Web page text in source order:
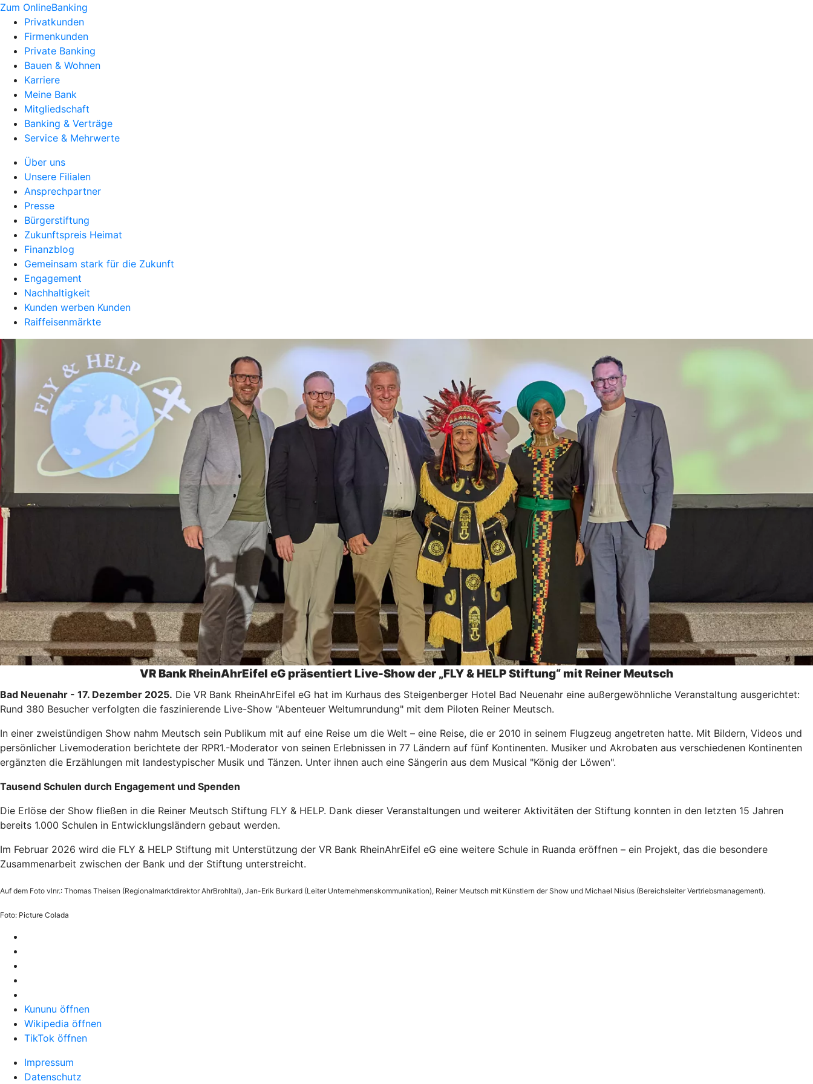
Zum OnlineBanking
Privatkunden
Firmenkunden
Private Banking
Bauen & Wohnen
Karriere
Meine Bank
Mitgliedschaft
Banking & Verträge
Service & Mehrwerte
Über uns
Unsere Filialen
Ansprechpartner
Presse
Bürgerstiftung
Zukunftspreis Heimat
Finanzblog
Gemeinsam stark für die Zukunft
Engagement
Nachhaltigkeit
Kunden werben Kunden
Raiffeisenmärkte
VR Bank RheinAhrEifel eG präsentiert Live-Show der „FLY & HELP Stiftung“ mit Reiner Meutsch
Bad Neuenahr - 17. Dezember 2025. Die VR Bank RheinAhrEifel eG hat im Kurhaus des Steigenberger Hotel Bad Neuenahr eine außergewöhnliche Veranstaltung ausgerichtet:
Rund 380 Besucher verfolgten die faszinierende Live-Show "Abenteuer Weltumrundung" mit dem Piloten Reiner Meutsch.
In einer zweistündigen Show nahm Meutsch sein Publikum mit auf eine Reise um die Welt – eine Reise, die er 2010 in seinem Flugzeug angetreten hatte. Mit Bildern, Videos und
persönlicher Livemoderation berichtete der RPR1.-Moderator von seinen Erlebnissen in 77 Ländern auf fünf Kontinenten. Musiker und Akrobaten aus verschiedenen Kontinenten
ergänzten die Erzählungen mit landestypischer Musik und Tänzen. Unter ihnen auch eine Sängerin aus dem Musical "König der Löwen".
Tausend Schulen durch Engagement und Spenden
Die Erlöse der Show fließen in die Reiner Meutsch Stiftung FLY & HELP. Dank dieser Veranstaltungen und weiterer Aktivitäten der Stiftung konnten in den letzten 15 Jahren
bereits 1.000 Schulen in Entwicklungsländern gebaut werden.
Im Februar 2026 wird die FLY & HELP Stiftung mit Unterstützung der VR Bank RheinAhrEifel eG eine weitere Schule in Ruanda eröffnen – ein Projekt, das die besondere
Zusammenarbeit zwischen der Bank und der Stiftung unterstreicht.
Auf dem Foto vlnr.: Thomas Theisen (Regionalmarktdirektor AhrBrohltal), Jan-Erik Burkard (Leiter Unternehmenskommunikation), Reiner Meutsch mit Künstlern der Show und Michael Nisius (Bereichsleiter Vertriebsmanagement).
Foto: Picture Colada
Kununu öffnen
Wikipedia öffnen
TikTok öffnen
Impressum
Datenschutz